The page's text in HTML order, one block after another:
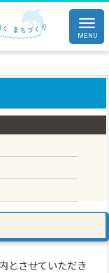
とさせていただき